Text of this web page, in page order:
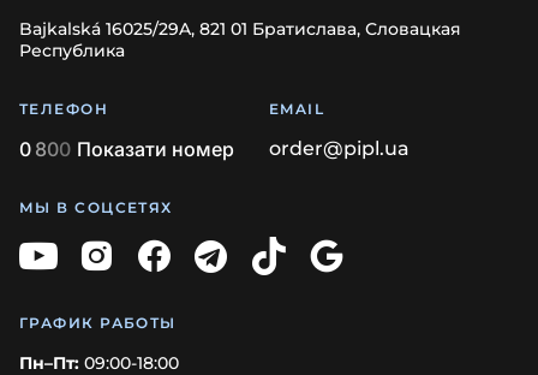
Bajkalská 16025/29A, 821 01 Братислава, Словацкая
Республика
ТЕЛЕФОН
0 800 Показати номер
EMAIL
order@pipl.ua
МЫ В СОЦСЕТЯХ
ГРАФИК РАБОТЫ
Пн–Пт: 09:00-18:00